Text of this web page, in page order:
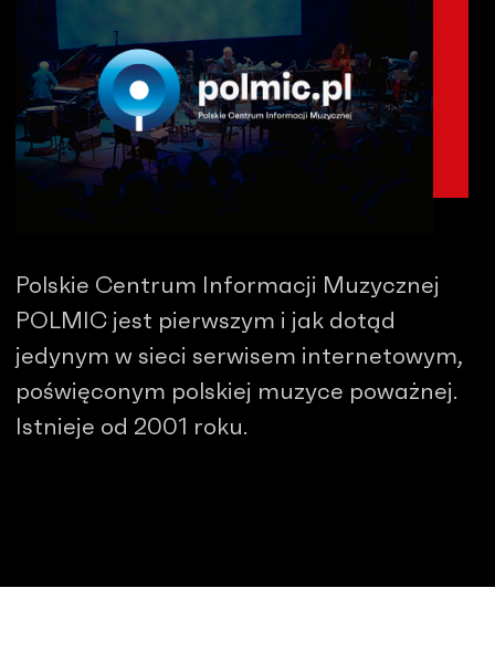
Polskie Centrum Informacji Muzycznej
POLMIC jest pierwszym i jak dotąd
jedynym w sieci serwisem internetowym,
poświęconym polskiej muzyce poważnej.
Istnieje od 2001 roku.